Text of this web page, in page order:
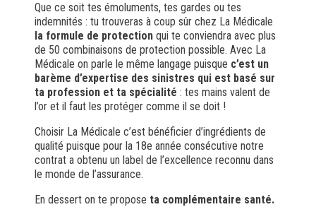
Que ce soit tes émoluments, tes gardes ou tes
indemnités : tu trouveras à coup sûr chez La Médicale
la formule de protection qui te conviendra avec plus
de 50 combinaisons de protection possible. Avec La
Médicale on parle le même langage puisque c’est un
barème d’expertise des sinistres qui est basé sur
ta profession et ta spécialité : tes mains valent de
l’or et il faut les protéger comme il se doit !
Choisir La Médicale c’est bénéficier d’ingrédients de
qualité puisque pour la 18e année consécutive notre
contrat a obtenu un label de l’excellence reconnu dans
le monde de l’assurance.
En dessert on te propose ta complémentaire santé.